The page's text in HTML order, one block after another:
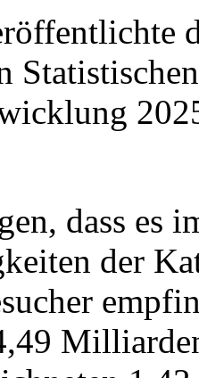
dass es
der